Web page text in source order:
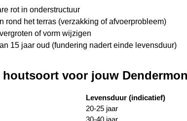
rot in onderstructuur
rond het terras (verzakking of afvoerprobleem)
of vorm wijzigen
15 jaar oud (fundering nadert einde levensduur)
houtsoort voor jouw
Levensduur (indicatief)
20-25 jaar
30-40 jaar